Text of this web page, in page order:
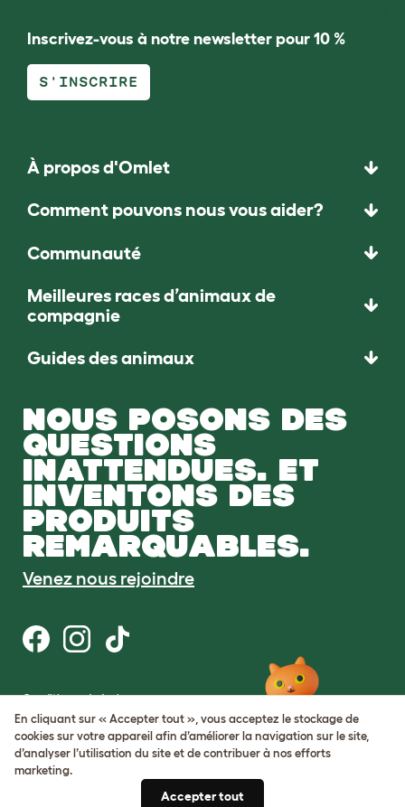
Inscrivez-vous à notre newsletter pour 10 %
S'INSCRIRE
À propos d'Omlet
Comment pouvons nous vous aider?
Communauté
Meilleures races d’animaux de
compagnie
Guides des animaux
NOUS POSONS DES
QUESTIONS
INATTENDUES. ET
INVENTONS DES
PRODUITS
REMARQUABLES.
Venez nous rejoindre
Conditions générales
Protection de la vie privée et cookies
Cookie Settings
Plan du site
Numéro de TVA: FR34839369105
En cliquant sur « Accepter tout », vous acceptez le stockage de
cookies sur votre appareil afin d’améliorer la navigation sur le site,
d’analyser l’utilisation du site et de contribuer à nos efforts
marketing.
Accepter tout